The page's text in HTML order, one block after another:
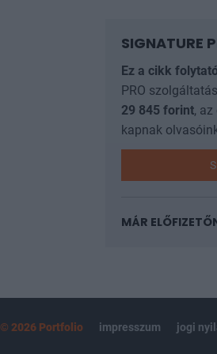
SIGNATURE
Ez a cikk
PRO
29 845 forint,
kapnak
MÁR
© 2026 Portfolio impresszum jogi